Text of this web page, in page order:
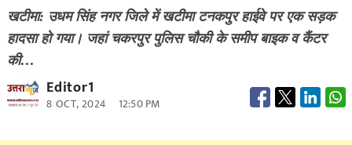
खटीमा: उधम सिंह नगर जिले में खटीमा टनकपुर हाईवे पर एक सड़क
हादसा हो गया। जहां चकरपुर पुलिस चौकी के समीप बाइक व कैंटर
की…
Editor1
8 OCT, 2024 12:50 PM